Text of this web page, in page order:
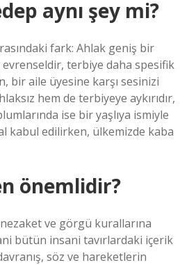
aynı şey mi?
fark: Ahlak geniş bir
terbiye daha spesifik
bir aile üyesine karşı sesinizi
hem de terbiyeye aykırıdır,
ise bir yaşlıya ismiyle
kabul edilirken, ülkemizde kaba
önemlidir?
ve görgü kurallarına
bütün insani tavırlardaki içerik
söz ve hareketlerin